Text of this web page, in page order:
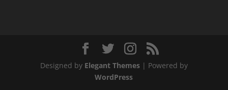
Designed by Elegant Themes| Powered by
WordPress